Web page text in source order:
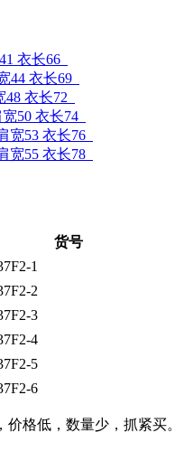
衣长66
44 衣长69
48 衣长72
50 衣长74
宽53 衣长76
宽55 衣长78
货号
1
2
3
4
5
6
格低，数量少，抓紧买。